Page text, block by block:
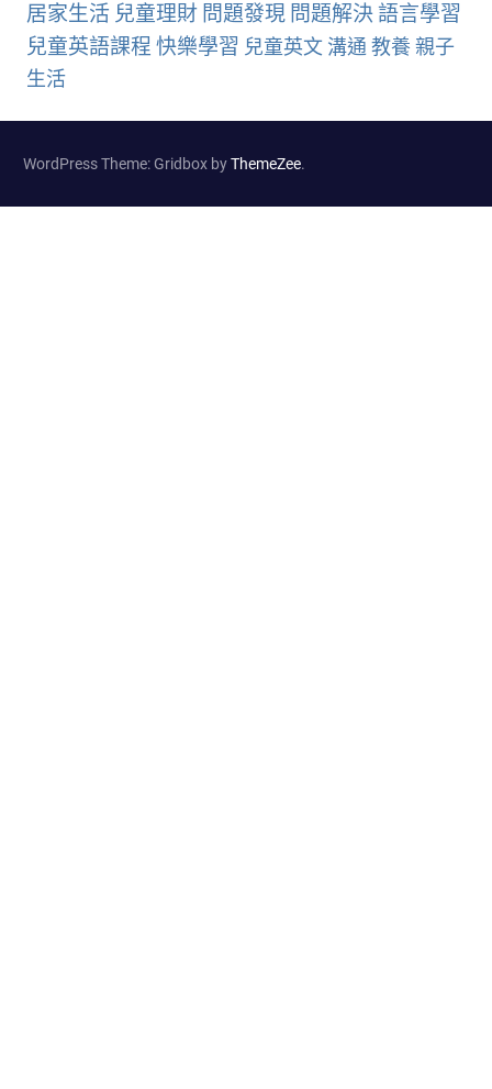
居家生活 兒童理財 問題發現 問題解決語言學習
兒童英語課程 快樂學習 兒童英文 溝通 教養 親子
生活
WordPress Theme: Gridbox byThemeZee.